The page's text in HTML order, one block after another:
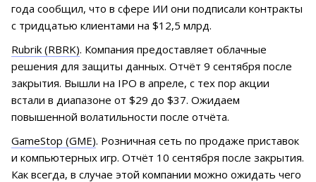
года сообщил, что в сфере ИИ они подписали контракты
с тридцатью клиентами на $12,5 млрд.
Rubrik (RBRK). Компания предоставляет облачные
решения для защиты данных. Отчёт 9 сентября после
закрытия. Вышли на IPO в апреле, с тех пор акции
встали в диапазоне от $29 до $37. Ожидаем
повышенной волатильности после отчёта.
GameStop (GME). Розничная сеть по продаже приставок
и компьютерных игр. Отчёт 10 сентября после закрытия.
Как всегда, в случае этой компании можно ожидать чего